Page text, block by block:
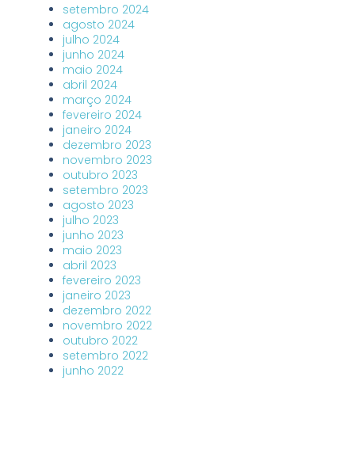
setembro 2024
agosto 2024
julho 2024
junho 2024
maio 2024
abril 2024
março 2024
fevereiro 2024
janeiro 2024
dezembro 2023
novembro 2023
outubro 2023
setembro 2023
agosto 2023
julho 2023
junho 2023
maio 2023
abril 2023
fevereiro 2023
janeiro 2023
dezembro 2022
novembro 2022
outubro 2022
setembro 2022
junho 2022